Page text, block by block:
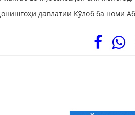
давлатии Кӯлоб ба номи